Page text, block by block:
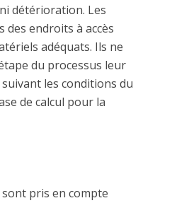
détérioration. Les
endroits à accès
adéquats. Ils ne
du processus leur
les conditions du
de calcul pour la
pris en compte